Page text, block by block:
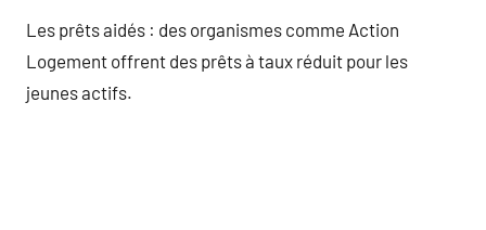
Les prêts aidés : des organismes comme Action
Logement offrent des prêts à taux réduit pour les
jeunes actifs.